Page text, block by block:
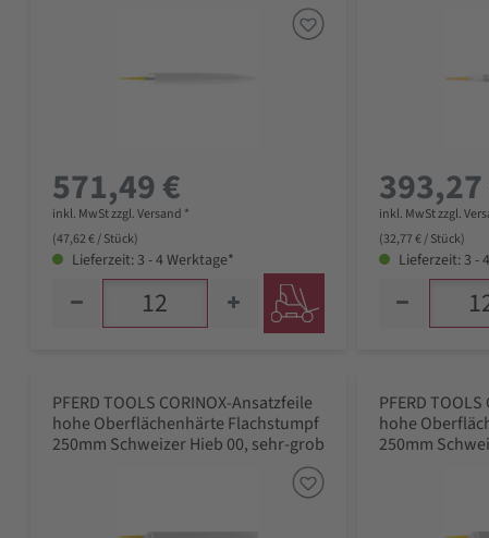
571,49 €
inkl. MwSt zzgl. Versand *
(47,62 € / Stück)
Lieferzeit: 3 - 4 Werktage*
393,27
inkl. MwSt zzgl.
(32,77 € / Stück)
Lieferzeit: 3 -
PFERD TOOLS CORINOX-Ansatzfeile
hohe Oberflächenhärte Flachstumpf
250mm Schweizer Hieb 00, sehr-grob
PFERD
hohe
250mm